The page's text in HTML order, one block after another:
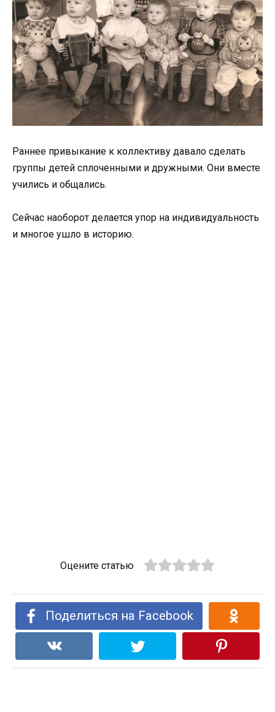
Раннее привыкание к коллективу давало сделать
группы детей сплоченными и дружными. Они вместе
учились и общались.
Сейчас наоборот делается упор на индивидуальность
и многое ушло в историю.
Оцените статью
Поделиться на Facebook